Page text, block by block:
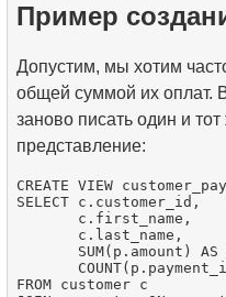
Пример
Допустим, мы хотим
общей суммой их оплат.
заново писать один и
представление:
CREATE VIEW
SELECT c.customer_id,
       c.first_name,
       c.last_name,
SUM(p.amount) AS
FROM customer c